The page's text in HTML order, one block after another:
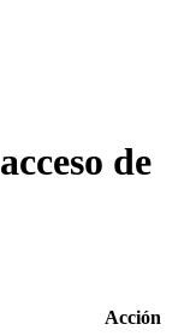
de
Acción